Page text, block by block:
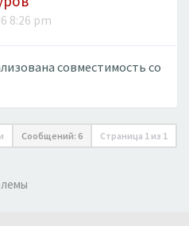
8:26 pm
совместимость со
Сообщений: 6 Страница 1 из 1